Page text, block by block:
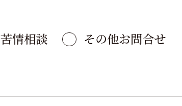
苦情相談 その他お問合せ